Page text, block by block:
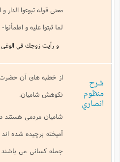
الدار و الإيمان سكنوهما- و إن كان
و اطمأنوا- سماه منزلا لهم و متبوأ- و يجوز
متقلدا سيفا و
حضرت عليه السّلام است، در باره
هستند دل سخت و ناكس، بندگانى پست كه
شده اند (داراى نژاد عالى، و شرف گوهر،
باشند كه سزاوار است (احكام اسلام را)